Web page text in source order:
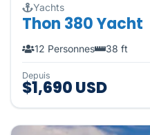
Yachts
Thon 380 Yacht
12 Personnes 38 ft
Depuis
$1,690 USD